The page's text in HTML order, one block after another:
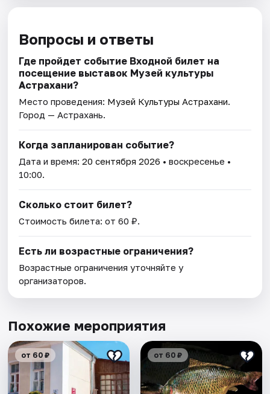
Вопросы и ответы
Где пройдет событие Входной билет на
посещение выставок Музей культуры
Астрахани?
Место проведения: Музей Культуры Астрахани.
Город — Астрахань.
Когда запланирован событие?
Дата и время:20 сентября 2026 • воскресенье •
10:00.
Сколько стоит билет?
Стоимость билета: от 60 ₽.
Есть ли возрастные ограничения?
Возрастные ограничения уточняйте у
организаторов.
Похожие мероприятия
от 60 ₽ от 60 ₽